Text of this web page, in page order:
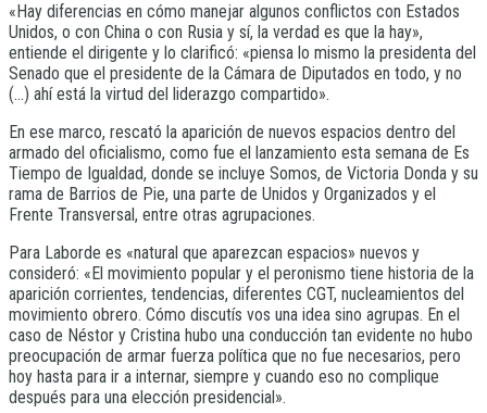
«Hay diferencias en cómo manejar algunos conflictos con Estados
Unidos, o con China o con Rusia y sí, la verdad es que la hay»,
entiende el dirigente y lo clarificó: «piensa lo mismo la presidenta del
Senado que el presidente de la Cámara de Diputados en todo, y no
(…) ahí está la virtud del liderazgo compartido».
En ese marco, rescató la aparición de nuevos espacios dentro del
armado del oficialismo, como fue el lanzamiento esta semana de Es
Tiempo de Igualdad, donde se incluye Somos, de Victoria Donda y su
rama de Barrios de Pie, una parte de Unidos y Organizados y el
Frente Transversal, entre otras agrupaciones.
Para Laborde es «natural que aparezcan espacios» nuevos y
consideró: «El movimiento popular y el peronismo tiene historia de la
aparición corrientes, tendencias, diferentes CGT, nucleamientos del
movimiento obrero. Cómo discutís vos una idea sino agrupas. En el
caso de Néstor y Cristina hubo una conducción tan evidente no hubo
preocupación de armar fuerza política que no fue necesarios, pero
hoy hasta para ir a internar, siempre y cuando eso no complique
después para una elección presidencial».